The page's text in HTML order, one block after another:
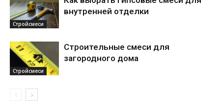
Стройсмеси
внутренней отделки
Стройсмеси
Строительные смеси для
загородного дома